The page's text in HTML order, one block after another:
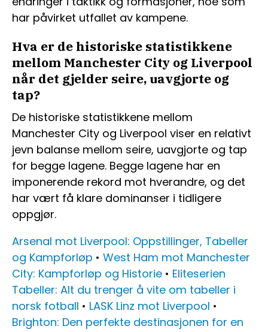
har påvirket utfallet av kampene.
Hva er de historiske statistikkene
mellom Manchester City og Liverpool
når det gjelder seire, uavgjorte og
tap?
De historiske statistikkene mellom
Manchester City og Liverpool viser en relativt
jevn balanse mellom seire, uavgjorte og tap
for begge lagene. Begge lagene har en
imponerende rekord mot hverandre, og det
har vært få klare dominanser i tidligere
oppgjør.
Arsenal mot Liverpool: Oppstillinger, Tabeller
og Kampforløp • West Ham mot Manchester
City: Kampforløp og Historie • Eliteserien
Tabeller: Alt du trenger å vite om tabeller i
norsk fotball • LASK Linz mot Liverpool •
Brighton: Den perfekte destinasjonen for en